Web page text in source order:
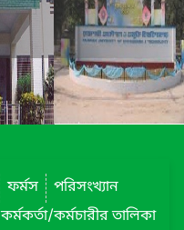
ফর্মস
পরিসংখ্যান
কর্মকর্তা/কর্মচারীর তালিকা